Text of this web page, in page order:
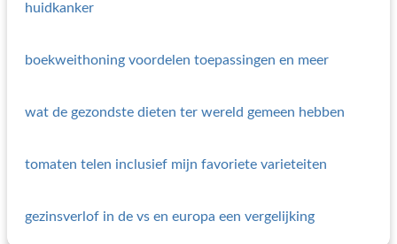
huidkanker
boekweithoning voordelen toepassingen en meer
wat de gezondste dieten ter wereld gemeen hebben
tomaten telen inclusief mijn favoriete varieteiten
gezinsverlof in de vs en europa een vergelijking